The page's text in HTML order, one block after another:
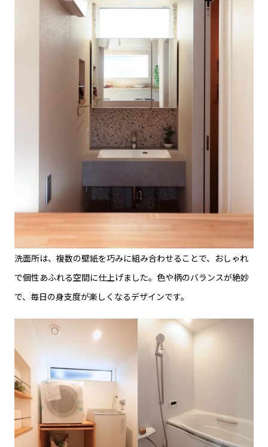
洗面所は、複数の壁紙を巧みに組み合わせることで、おしゃれ
で個性あふれる空間に仕上げました。色や柄のバランスが絶妙
で、毎日の身支度が楽しくなるデザインです。